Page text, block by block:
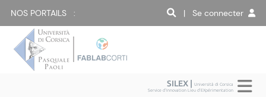
NOS PORTAILS : | Se connecter
SILEX |Università di Corsica
Service d'Innovation Lieu d'EXpérimentation